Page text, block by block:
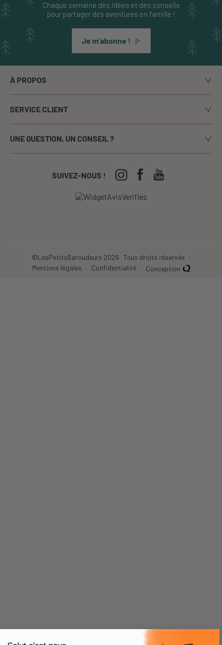
Chaque semaine des idées et des conseils
pour partager des aventures en famille !
Je m’abonne !
À PROPOS
Notre histoire
Le blog
Nos marques
La presse en parle
Nos Festivals
SERVICE CLIENT
Livraison
Paiement sécurisé
Echanges / Retours
UNE QUESTION, UN CONSEIL ?
Appelez-nous du lundi au vendredi de 9h00 à 17h00
04-50-63-93-44
SUIVEZ-NOUS !
©LesPetitsBaroudeurs 2026 Tous droits réservés
Mentions légales
Confidentialité Conception